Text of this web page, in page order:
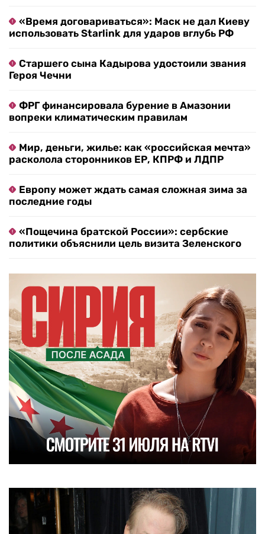
«Время договариваться»: Маск не дал Киеву
использовать Starlink для ударов вглубь РФ
Старшего сына Кадырова удостоили звания
Героя Чечни
ФРГ финансировала бурение в Амазонии
вопреки климатическим правилам
Мир, деньги, жилье: как «российская мечта»
расколола сторонников ЕР, КПРФ и ЛДПР
Европу может ждать самая сложная зима за
последние годы
«Пощечина братской России»: сербские
политики объяснили цель визита Зеленского